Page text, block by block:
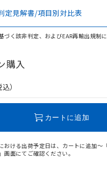
O
応品が混在する可能性があり
ださい。
定見解書/項目別対比表
づく該非判定、およびEAR再輸出規制
購入
）
カートに追加
おける出荷予定日は、カートに追加～
画面にてご確認ください。